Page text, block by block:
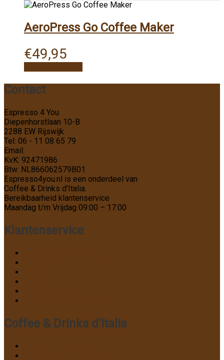
AeroPress Go Coffee Maker
€49,95
Contact
Espresso 4 You
Diepenhorstlaan 10-B
2288 EW Rijswijk
Tel: 06 - 11 08 65 79
Email:
KvK: 92471986
Btw: NL866062579B01
Espresso4you.nl is een onderdeel van
Coffee & Drinks d’Italia.
Bereikbaarheid klantenservice
Maandag t/m Vrijdag 09:00 – 17:00
Klantenservice
Coffee & Drinks d’Italia